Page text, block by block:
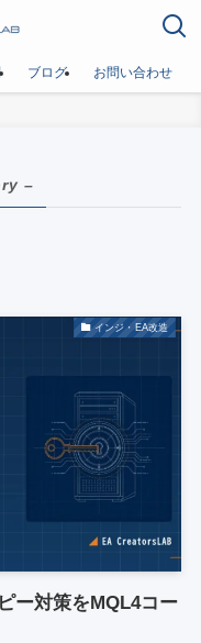
ブログ お問い合わせ
–
インジ・EA改造
ー対策をMQL4コー